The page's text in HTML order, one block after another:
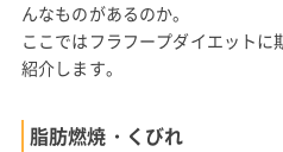
んなものがあるのか。
ここではフラフープダイエットに
紹介します。
脂肪燃焼・くびれ